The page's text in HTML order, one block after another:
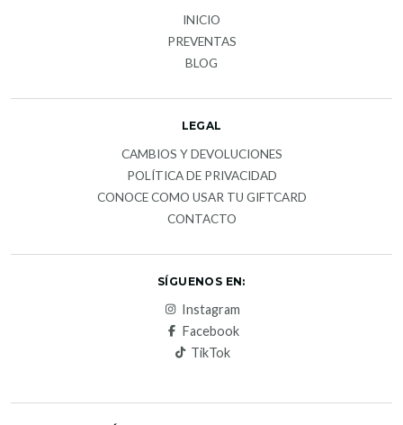
INICIO
PREVENTAS
BLOG
LEGAL
CAMBIOS Y DEVOLUCIONES
POLÍTICA DE PRIVACIDAD
CONOCE COMO USAR TU GIFTCARD
CONTACTO
SÍGUENOS EN:
Instagram
Facebook
TikTok